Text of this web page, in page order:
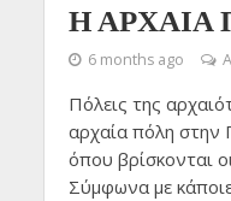
Η ΑΡΧΑΙΑ
6 months ago
Πόλεις της
αρχαία πόλη στην
όπου βρίσκονται
Σύμφωνα με